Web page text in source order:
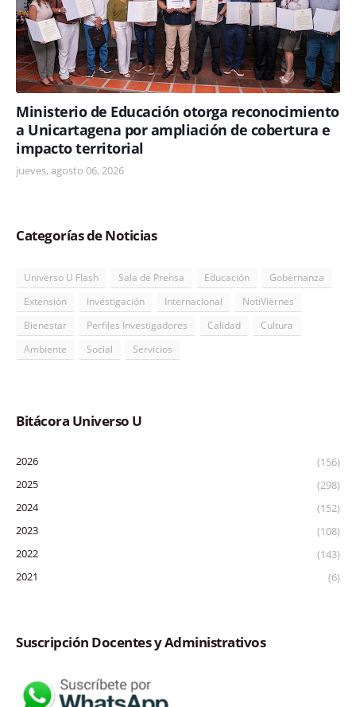
Ministerio de Educación otorga reconocimiento
a Unicartagena por ampliación de cobertura e
impacto territorial
jueves, agosto 06, 2026
Categorías de Noticias
Universo U Flash Sala de Prensa Educación
Gobernanza
Extensión
Investigación Internacional
NotiViernes
Bienestar
Perfiles Investigadores Calidad
Cultura
Ambiente
Social Servicios
Bitácora Universo U
2026
(156)
2025
(298)
2024
(152)
2023
(108)
2022
(143)
2021
(6)
Suscripción Docentes y Administrativos